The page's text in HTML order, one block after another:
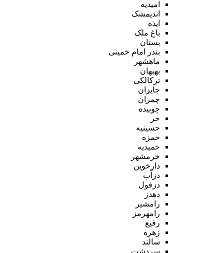
امیدیه
اندیمشک
ایذه
باغ ملک
بستان
بندر امام خمینی
ماهشهر
بهبهان
ترکالکی
جایزان
چمران
چوبیده
حر
حسینیه
حمزه
حمیدیه
خرمشهر
دارخوین
دزآب
دزفول
دهدز
رامشیر
رامهرمز
رفیع
زهره
سالند
سردشت